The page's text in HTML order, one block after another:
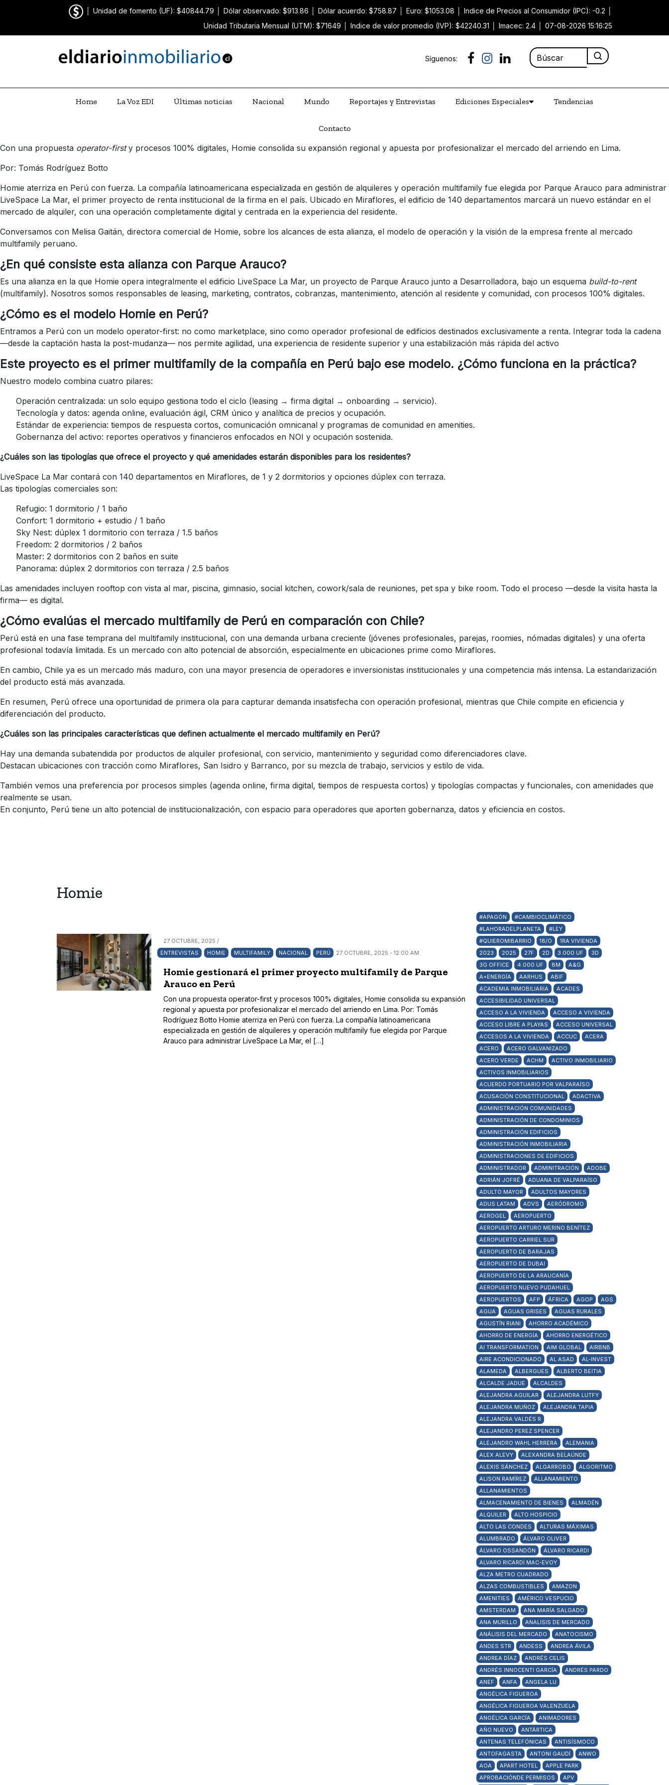
Unidad de fomento (UF): $40844.79 Dólar observado: $913.86 Dólar acuerdo: $758.87 Euro: $1053.08 Indice de Precios al Consumidor (IPC): -0.2
Unidad Tributaria Mensual (UTM): $71649
Indice de valor promedio (IVP): $42240.31 Imacec: 2.4 07-08-2026 15:16:25
Síguenos:
Home La Voz EDI Últimas noticias Nacional Mundo Reportajes y Entrevistas Ediciones Especiales Tendencias
Contacto
Con una propuesta operator-firsty procesos 100% digitales, Homie consolida su expansión regional y apuesta por profesionalizar el mercado del arriendo en Lima.
Por: Tomás Rodríguez Botto
Homie aterriza en Perú con fuerza. La compañía latinoamericana especializada en gestión de alquileres y operación multifamily fue elegida por Parque Arauco para administrar
LiveSpace La Mar, el primer proyecto de renta institucional de la firma en el país. Ubicado en Miraflores, el edificio de 140 departamentos marcará un nuevo estándar en el
mercado de alquiler, con una operación completamente digital y centrada en la experiencia del residente.
Conversamos con Melisa Gaitán, directora comercial de Homie, sobre los alcances de esta alianza, el modelo de operación y la visión de la empresa frente al mercado
multifamily peruano.
¿En qué consiste esta alianza con Parque Arauco?
Es una alianza en la que Homie opera integralmente el edificio LiveSpace La Mar, un proyecto de Parque Arauco junto a Desarrolladora, bajo un esquema build-to-rent
(multifamily). Nosotros somos responsables de leasing, marketing, contratos, cobranzas, mantenimiento, atención al residente y comunidad, con procesos 100% digitales.
¿Cómo es el modelo Homie en Perú?
Entramos a Perú con un modelo operator-first: no como marketplace, sino como operador profesional de edificios destinados exclusivamente a renta. Integrar toda la cadena
—desde la captación hasta la post-mudanza— nos permite agilidad, una experiencia de residente superior y una estabilización más rápida del activo
Este proyecto es el primer multifamily de la compañía en Perú bajo ese modelo. ¿Cómo funciona en la práctica?
Nuestro modelo combina cuatro pilares:
Operación centralizada: un solo equipo gestiona todo el ciclo (leasing → firma digital → onboarding → servicio).
Tecnología y datos: agenda online, evaluación ágil, CRM único y analítica de precios y ocupación.
Estándar de experiencia: tiempos de respuesta cortos, comunicación omnicanal y programas de comunidad en amenities.
Gobernanza del activo: reportes operativos y financieros enfocados en NOI y ocupación sostenida.
¿Cuáles son las tipologías que ofrece el proyecto y qué amenidades estarán disponibles para los residentes?
LiveSpace La Mar contará con 140 departamentos en Miraflores, de 1 y 2 dormitorios y opciones dúplex con terraza.
Las tipologías comerciales son:
Refugio: 1 dormitorio / 1 baño
Confort: 1 dormitorio + estudio / 1 baño
Sky Nest: dúplex 1 dormitorio con terraza / 1.5 baños
Freedom: 2 dormitorios / 2 baños
Master: 2 dormitorios con 2 baños en suite
Panorama: dúplex 2 dormitorios con terraza / 2.5 baños
Las amenidades incluyen rooftop con vista al mar, piscina, gimnasio, social kitchen, cowork/sala de reuniones, pet spa y bike room. Todo el proceso —desde la visita hasta la
firma— es digital.
¿Cómo evalúas el mercado multifamily de Perú en comparación con Chile?
Perú está en una fase temprana del multifamily institucional, con una demanda urbana creciente (jóvenes profesionales, parejas, roomies, nómadas digitales) y una oferta
profesional todavía limitada. Es un mercado con alto potencial de absorción, especialmente en ubicaciones prime como Miraflores.
En cambio, Chile ya es un mercado más maduro, con una mayor presencia de operadores e inversionistas institucionales y una competencia más intensa. La estandarización
del producto está más avanzada.
En resumen, Perú ofrece una oportunidad de primera ola para capturar demanda insatisfecha con operación profesional, mientras que Chile compite en eficiencia y
diferenciación del producto.
¿Cuáles son las principales características que definen actualmente el mercado multifamily en Perú?
Hay una demanda subatendida por productos de alquiler profesional, con servicio, mantenimiento y seguridad como diferenciadores clave.
Destacan ubicaciones con tracción como Miraflores, San Isidro y Barranco, por su mezcla de trabajo, servicios y estilo de vida.
También vemos una preferencia por procesos simples (agenda online, firma digital, tiempos de respuesta cortos) y tipologías compactas y funcionales, con amenidades que
realmente se usan.
En conjunto, Perú tiene un alto potencial de institucionalización, con espacio para operadores que aporten gobernanza, datos y eficiencia en costos.
Homie
27 OCTUBRE, 2025 /
ENTREVISTAS
HOMIE MULTIFAMILY NACIONAL PERÚ 27 OCTUBRE, 2025 - 12:00 AM
Homie gestionará el primer proyecto multifamily de Parque
Arauco en Perú
Con una propuesta operator-first y procesos 100% digitales, Homie consolida su expansión
regional y apuesta por profesionalizar el mercado del arriendo en Lima. Por: Tomás
Rodríguez Botto Homie aterriza en Perú con fuerza. La compañía latinoamericana
especializada en gestión de alquileres y operación multifamily fue elegida por Parque
Arauco para administrar LiveSpace La Mar, el […]
#APAGÓN
#CAMBIOCLIMÁTICO
#LAHORADELPLANETA
#LEY
#QUIEROMIBARRIO
18/O
1RA VIVIENDA
2023
2025 27F 2D 3.000 UF
3D
3G OFFICE
4.000 UF 8M
A&G
A+ENERGÍA
AARHUS
ABIF
ACADEMIA INMOBILIARIA
ACADES
ACCESIBILIDAD UNIVERSAL
ACCESO A LA VIVIENDA
ACCESO A VIVIENDA
ACCESO LIBRE A PLAYAS
ACCESO UNIVERSAL
ACCESOS A LA VIVIENDA
ACCUC
ACERA
ACERO
ACERO GALVANIZADO
ACERO VERDE
ACHM
ACTIVO INMOBILIARIO
ACTIVOS INMOBILIARIOS
ACUERDO PORTUARIO POR VALPARAÍSO
ACUSACIÓN CONSTITUCIONAL
ADACTIVA
ADMINISTRACIÓN COMUNIDADES
ADMINISTRACIÓN DE CONDOMINIOS
ADMINISTRACIÓN EDIFICIOS
ADMINISTRACIÓN INMOBILIARIA
ADMINISTRACIONES DE EDIFICIOS
ADMINISTRADOR
ADMINITRACIÓN
ADOBE
ADRIÁN JOFRÉ
ADUANA DE VALPARAÍSO
ADULTO MAYOR
ADULTOS MAYORES
ADUS LATAM
ADVS
AERÓDROMO
AEROGEL
AEROPUERTO
AEROPUERTO ARTURO MERINO BENÍTEZ
AEROPUERTO CARRIEL SUR
AEROPUERTO DE BARAJAS
AEROPUERTO DE DUBAI
AEROPUERTO DE LA ARAUCANÍA
AEROPUERTO NUEVO PUDAHUEL
AEROPUERTOS
AFP ÁFRICA AGOP
AGS
AGUA
AGUAS GRISES
AGUAS RURALES
AGUSTÍN RIANI
AHORRO ACADÉMICO
AHORRO DE ENERGÍA
AHORRO ENERGÉTICO
AI TRANSFORMATION
AIM GLOBAL
AIRBNB
AIRE ACONDICIONADO
AL ASAD
AL-INVEST
ALAMEDA
ALBERGUES
ALBERTO BEITIA
ALCALDE JADUE
ALCALDES
ALEJANDRA AGUILAR
ALEJANDRA LUTFY
ALEJANDRA MUÑOZ
ALEJANDRA TAPIA
ALEJANDRA VALDÉS R
ALEJANDRO PEREZ SPENCER
ALEJANDRO WAHL HERRERA
ALEMANIA
ALEX ALEVY
ALEXANDRA BELAÚNDE
ALEXIS SÁNCHEZ
ALGARROBO
ALGORITMO
ALISON RAMÍREZ
ALLANAMIENTO
ALLANAMIENTOS
ALMACENAMIENTO DE BIENES
ALMADÉN
ALQUILER
ALTO HOSPICIO
ALTO LAS CONDES
ALTURAS MÁXIMAS
ALUMBRADO
ÁLVARO OLIVER
ÁLVARO OSSANDÓN
ÁLVARO RICARDI
ALVARO RICARDI MAC-EVOY
ALZA METRO CUADRADO
ALZAS COMBUSTIBLES
AMAZON
AMENITIES
AMÉRICO VESPUCIO
AMSTERDAM
ANA MARÍA SALGADO
ANA MURILLO
ANALISIS DE MERCADO
ANÁLISIS DEL MERCADO
ANATOCISMO
ANDES STR
ANDESS
ANDREA ÁVILA
ANDREA DÍAZ
ANDRÉS CELIS
ANDRÉS INNOCENTI GARCÍA
ANDRÉS PARDO
ANEF
ANFA
ANGELA LU
ANGÉLICA FIGUEROA
ANGÉLICA FIGUEROA VALENZUELA
ANGÉLICA GARCÍA
ANIMADORES
AÑO NUEVO
ANTÁRTICA
ANTENAS TELEFÓNICAS
ANTISÍSMOCO
ANTOFAGASTA
ANTONI GAUDÍ
ANWO
AOA
APART HOTEL
APPLE PARK
APROBACIÓNDE PERMISOS
APV